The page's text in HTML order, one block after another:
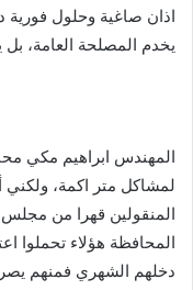
اذان صاغية وحلول فورية
يخدم المصلحة العامة،
المهندس ابراهيم مكي
لمشاكل متر اكمة، ولكني
المنقولين قهرا من
المحافظة هؤلاء تحملوا
دخلهم الشهري فمنهم